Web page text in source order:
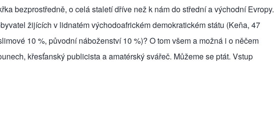
bezprostředně, o celá staletí dříve než k nám do střední a východní Evropy.
žijících v lidnatém východoafrickém demokratickém státu (Keňa, 47
10 %, původní náboženství 10 %)? O tom všem a možná i o něčem
křesťanský publicista a amatérský svářeč. Můžeme se ptát. Vstup